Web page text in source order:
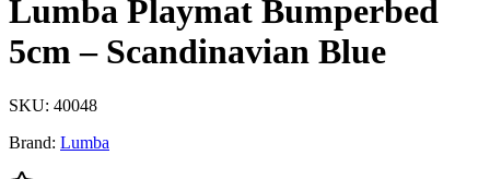
Lumba Playmat Bumperbed
5cm – Scandinavian Blue
SKU: 40048
Brand: Lumba